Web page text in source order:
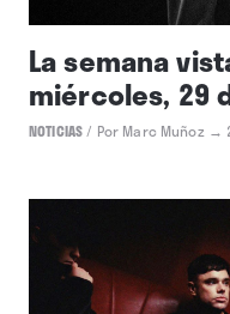
La semana
miércoles, 29
NOTICIAS/ Por Marc Muñoz →